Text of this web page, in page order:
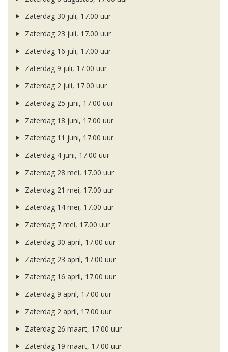
Zaterdag 30 juli, 17.00 uur
Zaterdag 23 juli, 17.00 uur
Zaterdag 16 juli, 17.00 uur
Zaterdag 9 juli, 17.00 uur
Zaterdag 2 juli, 17.00 uur
Zaterdag 25 juni, 17.00 uur
Zaterdag 18 juni, 17.00 uur
Zaterdag 11 juni, 17.00 uur
Zaterdag 4 juni, 17.00 uur
Zaterdag 28 mei, 17.00 uur
Zaterdag 21 mei, 17.00 uur
Zaterdag 14 mei, 17.00 uur
Zaterdag 7 mei, 17.00 uur
Zaterdag 30 april, 17.00 uur
Zaterdag 23 april, 17.00 uur
Zaterdag 16 april, 17.00 uur
Zaterdag 9 april, 17.00 uur
Zaterdag 2 april, 17.00 uur
Zaterdag 26 maart, 17.00 uur
Zaterdag 19 maart, 17.00 uur